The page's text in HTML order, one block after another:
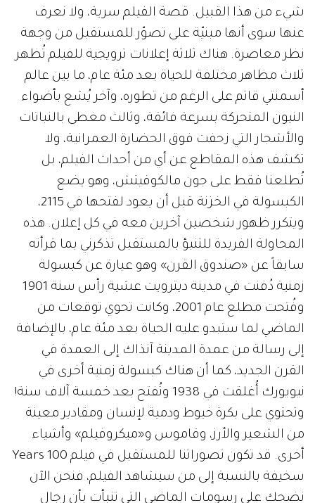
شيء من هذا القبيل. قصة الفيلم سرية، ولا نعرف
عنها سوى أنها مبنيّة على تصوّر للمستقبل من وجهة
نظر معاصرة. هناك ثلاثة إعلانات ترويجية للفيلم تُظهر
ثلاث مظاهر مختلفة للحياة بعد مئة عام، ما بين عالم
أسمنتي قاتم على الرغم من تطوره، وآخر يُشع بأضواء
النيون المتحركة بسرعة فائقة، وثالث مغطى بالنباتات
والأشجار التي زحفت فوق الحضارة العمرانية، ولا
تكشف هذه المقاطع عن أي من أحداث الفيلم، بل
تُطلعنا فقط على جون مالكوفيتش، وهو يضع
الكبسولة في الخزنة قبل أن يعود لفتحها في 2115،
ويتكرر ظهور شخصين آخرين معه في كل إعلان. هذه
المحاولة الفريدة للتنبؤ بالمستقبل تذكرني بما قرأته
سابقاً عن «صندوق القرن» وهو عبارة عن كبسولة
زمنية دُفنت في مدينة ديترويت عشية رأس سنة 1901
وفُتحت مطلع عام 2001، وكانت تحوي توقعات من
الماضي لما ستبدو عليه الحياة بعد مئة عام، بالإضافة
إلى رسالة من عمدة المدينة آنذاك إلى العمدة في
القرن الجديد، كما أن هناك كبسولة زمنية أخرى في
نيويورك أُغلقت في 1938 وتُفتح بعد خمسة آلاف سنة!
وتحتوي على بكرة خيوط ودمية لإنسان ومقادير معينة
من الشعير والأرز، وقاموس و«ميكروفيلم» وأشياء
أخرى. قد تكون تصوراتنا للمستقبل في فيلم 100 Years
سخيفة بالنسبة إلى من سيشاهد الفيلم، فنحن الآن
نضحك على رسومات الماضي التي تنبأت بأن رجال